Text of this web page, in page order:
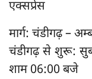
एक्सप्रेस
मार्ग: चंडीगढ़ –
चंडीगढ़ से शुरू:
शाम 06:00 बजे